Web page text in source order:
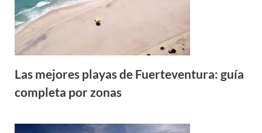
Las mejores playas de Fuerteventura: guía
completa por zonas